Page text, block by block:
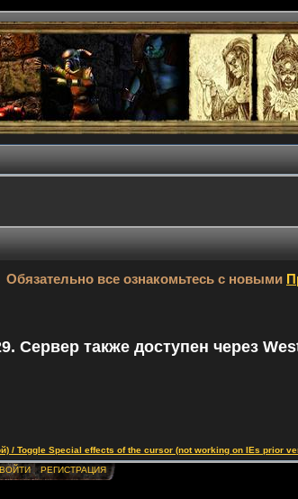
Обязательно все ознакомьтесь с новыми
Сервер также доступен через
/ Toggle Special effects of the cursor (not working on IEs prior
ВОЙТИ РЕГИСТРАЦИЯ